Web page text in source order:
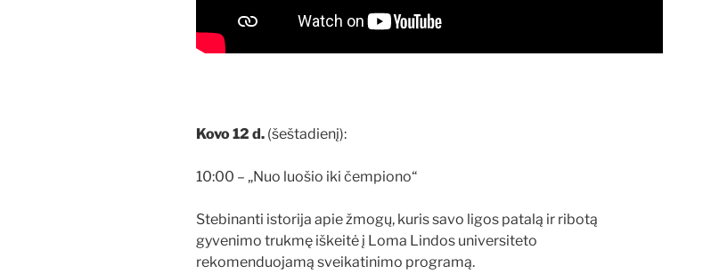
Kovo 12 d. (šeštadienį):
10:00 – „Nuo luošio iki čempiono“
Stebinanti istorija apie žmogų, kuris savo ligos patalą ir ribotą
gyvenimo trukmę iškeitė į Loma Lindos universiteto
rekomenduojamą sveikatinimo programą.